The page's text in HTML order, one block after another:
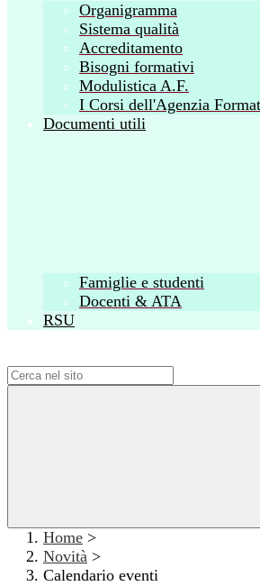
Organigramma
Sistema qualità
Accreditamento
Bisogni formativi
Modulistica A.F.
I Corsi dell'Agenzia
Documenti utili
Famiglie e studenti
Docenti & ATA
RSU
Home >
Novità >
Calendario eventi